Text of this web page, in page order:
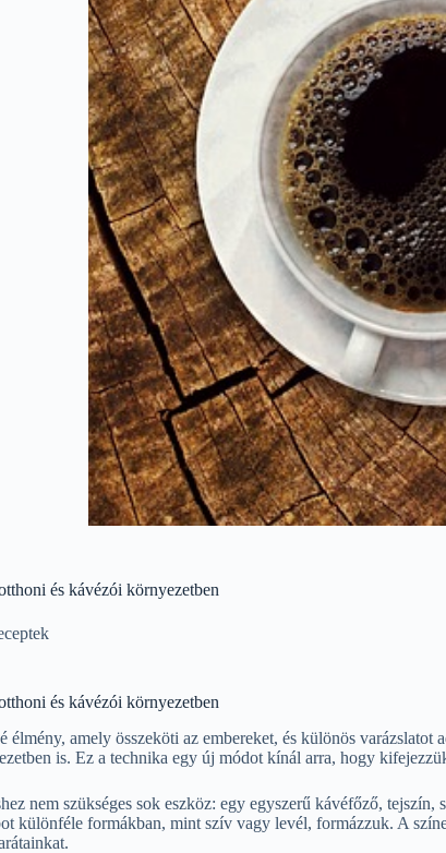
és kávézói környezetben
és kávézói környezetben
élmény, amely összeköti az embereket, és különös
is. Ez a technika egy új módot kínál arra, hogy
nem szükséges sok eszköz: egy egyszerű kávéfőző,
különféle formákban, mint szív vagy levél, formázzuk. A